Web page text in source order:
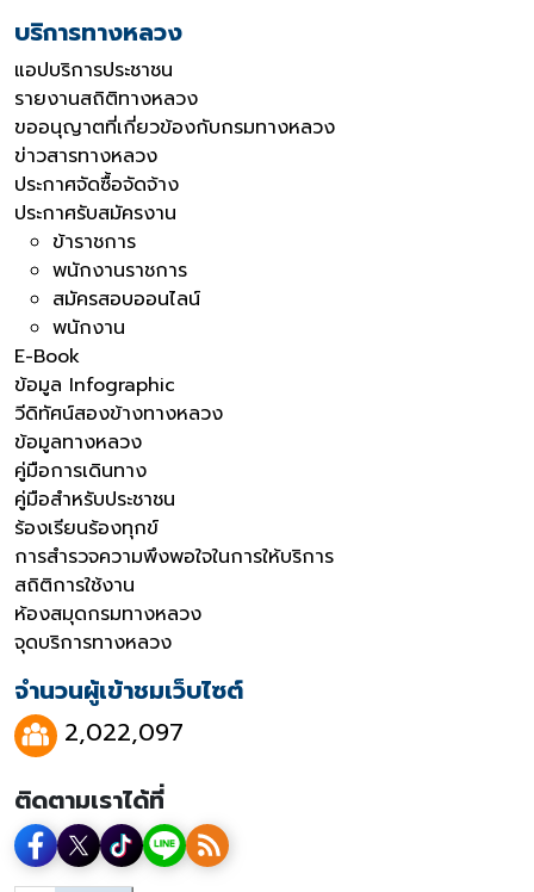
บริการทางหลวง
แอปบริการประชาชน
รายงานสถิติทางหลวง
ขออนุญาตที่เกี่ยวข้องกับกรมทางหลวง
ข่าวสารทางหลวง
ประกาศจัดซื้อจัดจ้าง
ประกาศรับสมัครงาน
ข้าราชการ
พนักงานราชการ
สมัครสอบออนไลน์
พนักงาน
E-Book
ข้อมูล Infographic
วีดิทัศน์สองข้างทางหลวง
ข้อมูลทางหลวง
คู่มือการเดินทาง
คู่มือสำหรับประชาชน
ร้องเรียนร้องทุกข์
การสำรวจความพึงพอใจในการให้บริการ
สถิติการใช้งาน
ห้องสมุดกรมทางหลวง
จุดบริการทางหลวง
จำนวนผู้เข้าชมเว็บไซต์
2,022,097
ติดตามเราได้ที่